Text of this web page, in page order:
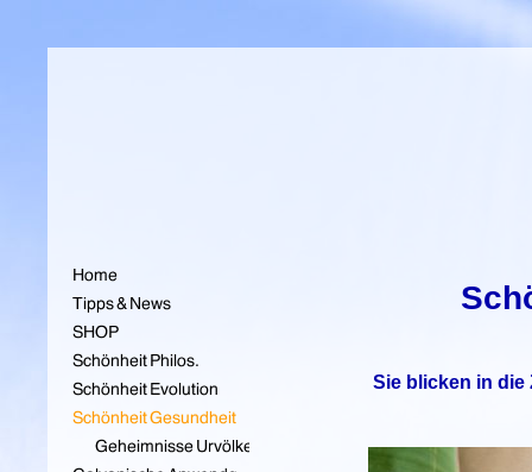
Sie blicken in die